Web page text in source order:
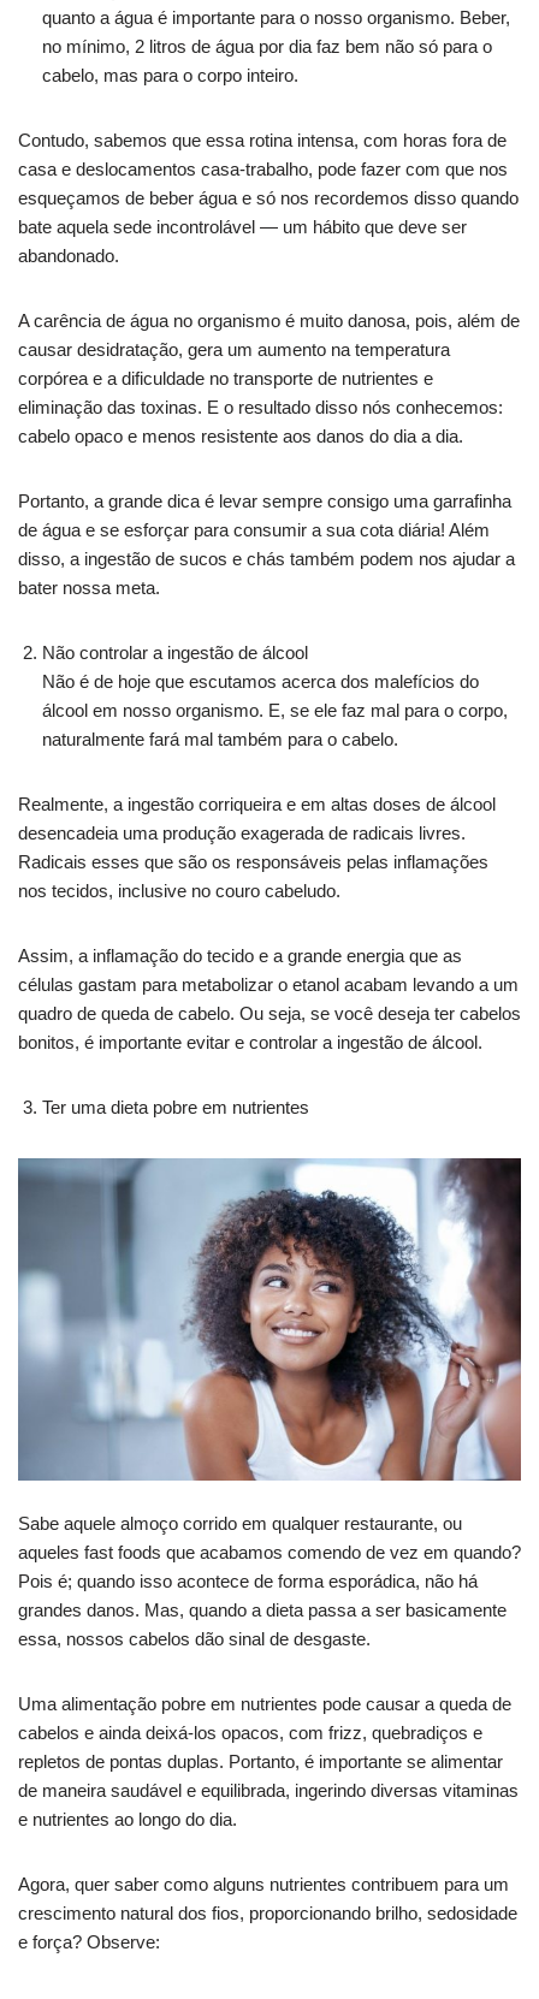
quanto a água é importante para o nosso organismo. Beber,
no mínimo, 2 litros de água por dia faz bem não só para o
cabelo, mas para o corpo inteiro.
Contudo, sabemos que essa rotina intensa, com horas fora de
casa e deslocamentos casa-trabalho, pode fazer com que nos
esqueçamos de beber água e só nos recordemos disso quando
bate aquela sede incontrolável — um hábito que deve ser
abandonado.
A carência de água no organismo é muito danosa, pois, além de
causar desidratação, gera um aumento na temperatura
corpórea e a dificuldade no transporte de nutrientes e
eliminação das toxinas. E o resultado disso nós conhecemos:
cabelo opaco e menos resistente aos danos do dia a dia.
Portanto, a grande dica é levar sempre consigo uma garrafinha
de água e se esforçar para consumir a sua cota diária! Além
disso, a ingestão de sucos e chás também podem nos ajudar a
bater nossa meta.
Não controlar a ingestão de álcool
Não é de hoje que escutamos acerca dos malefícios do
álcool em nosso organismo. E, se ele faz mal para o corpo,
naturalmente fará mal também para o cabelo.
Realmente, a ingestão corriqueira e em altas doses de álcool
desencadeia uma produção exagerada de radicais livres.
Radicais esses que são os responsáveis pelas inflamações
nos tecidos, inclusive no couro cabeludo.
Assim, a inflamação do tecido e a grande energia que as
células gastam para metabolizar o etanol acabam levando a um
quadro de queda de cabelo. Ou seja, se você deseja ter cabelos
bonitos, é importante evitar e controlar a ingestão de álcool.
Ter uma dieta pobre em nutrientes
Sabe aquele almoço corrido em qualquer restaurante, ou
aqueles fast foods que acabamos comendo de vez em quando?
Pois é; quando isso acontece de forma esporádica, não há
grandes danos. Mas, quando a dieta passa a ser basicamente
essa, nossos cabelos dão sinal de desgaste.
Uma alimentação pobre em nutrientes pode causar a queda de
cabelos e ainda deixá-los opacos, com frizz, quebradiços e
repletos de pontas duplas. Portanto, é importante se alimentar
de maneira saudável e equilibrada, ingerindo diversas vitaminas
e nutrientes ao longo do dia.
Agora, quer saber como alguns nutrientes contribuem para um
crescimento natural dos fios, proporcionando brilho, sedosidade
e força? Observe: